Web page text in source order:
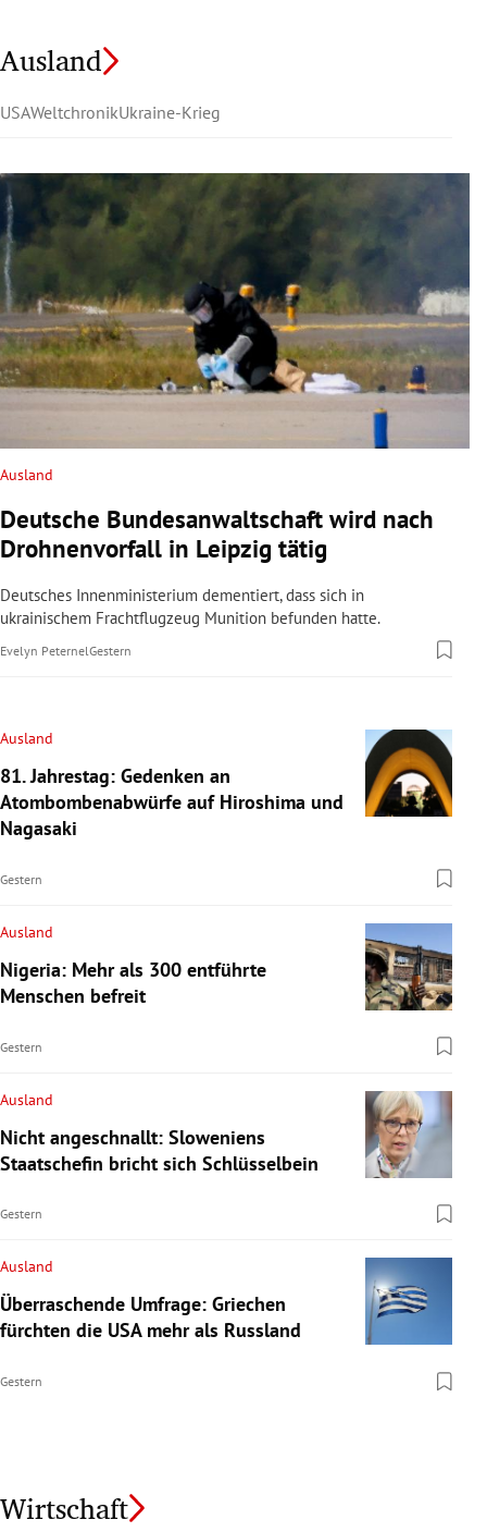
Ausland
USAWeltchronikUkraine-Krieg
Ausland
Deutsche Bundesanwaltschaft wird nach
Drohnenvorfall in Leipzig tätig
Deutsches Innenministerium dementiert, dass sich in
ukrainischem Frachtflugzeug Munition befunden hatte.
Evelyn PeternelGestern
Ausland
81. Jahrestag: Gedenken an
Atombombenabwürfe auf Hiroshima und
Nagasaki
Gestern
Ausland
Nigeria: Mehr als 300 entführte
Menschen befreit
Gestern
Ausland
Nicht angeschnallt: Sloweniens
Staatschefin bricht sich Schlüsselbein
Gestern
Ausland
Überraschende Umfrage: Griechen
fürchten die USA mehr als Russland
Gestern
Wirtschaft